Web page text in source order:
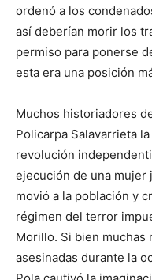
ordenó a los
así deberían morir los
permiso para ponerse
esta era una posición
Muchos historiadores
Policarpa Salavarrieta
revolución
ejecución de una
movió a la población y
régimen del terror
Morillo. Si bien
asesinadas durante la